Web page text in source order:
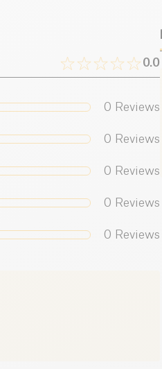
0.0
0 Reviews
0 Reviews
0 Reviews
0 Reviews
0 Reviews